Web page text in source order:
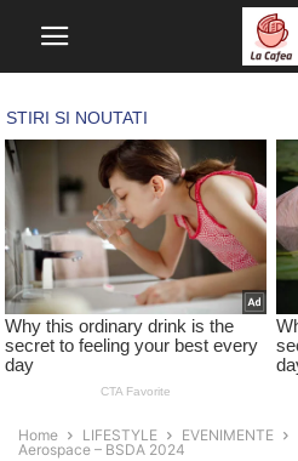
Home LIFESTYLE EVENIMENTE
Aerospace – BSDA 2024